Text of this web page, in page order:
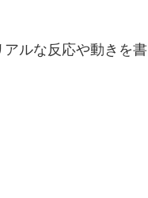
ルな反応や動きを書